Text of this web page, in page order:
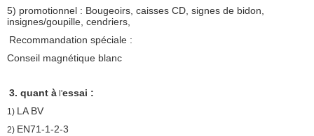
5) promotionnel : Bougeoirs, caisses CD, signes de bidon,
insignes/goupille, cendriers,
Recommandation spéciale :
Conseil magnétique blanc
3. quant à l'essai :
1) LA BV
2) EN71-1-2-3